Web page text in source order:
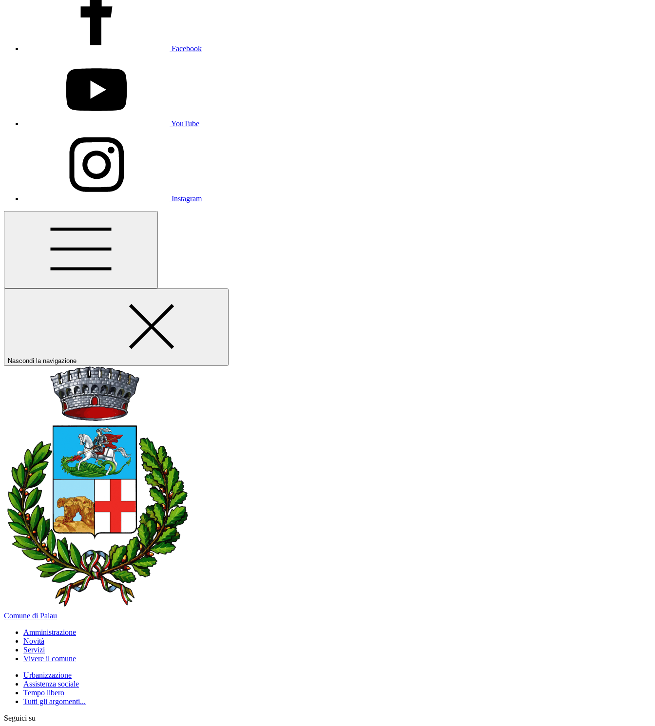
Facebook
YouTube
Instagram
Nascondi la navigazione
Comune di Palau
Amministrazione
Novità
Servizi
Vivere il comune
Urbanizzazione
Assistenza sociale
Tempo libero
Tutti gli argomenti...
Seguici su